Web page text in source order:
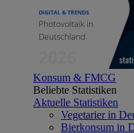
Konsum & FMCG
Beliebte Statistiken
Aktuelle Statistiken
Vegetarier in
Bierkonsum in